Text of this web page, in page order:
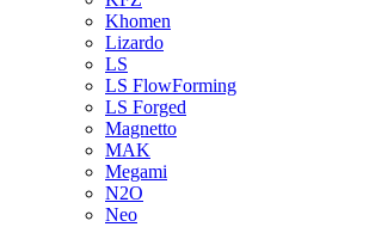
Khomen
Lizardo
LS
LS FlowForming
LS Forged
Magnetto
MAK
Megami
N2O
Neo